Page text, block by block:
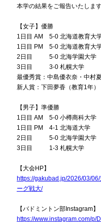
本学の結果をご報告いたします
【女子】優勝
1日目 AM 5-0 北海道教育大
1日目 PM 5-0 北海道教育大
2日目 5-0 北海学園大学
3日目 3-0 札幌大学
最優秀賞：中島優衣奈・中村
新人賞：下田夢香（教育1年）
【男子】準優勝
1日目 AM 5-0 小樽商科大学
1日目 PM 4-1 北海道大学
2日目 5-0 北海学園大学
3日目 1-3 札幌大学
【大会HP】
https://gakubad.jp/2026/03/
ーグ戦大/
【バドミントン部Instagram】
https://www.instagram.com/p/